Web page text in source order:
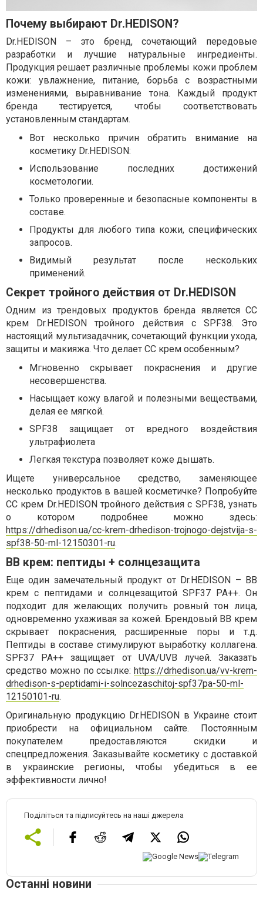
Почему выбирают Dr.HEDISON?
Dr.HEDISON – это бренд, сочетающий передовые
разработки и лучшие натуральные ингредиенты.
Продукция решает различные проблемы кожи проблем
кожи: увлажнение, питание, борьба с возрастными
изменениями, выравнивание тона. Каждый продукт
бренда тестируется, чтобы соответствовать
установленным стандартам.
Вот несколько причин обратить внимание на
косметику Dr.HEDISON:
Использование последних достижений
косметологии.
Только проверенные и безопасные компоненты в
составе.
Продукты для любого типа кожи, специфических
запросов.
Видимый результат после нескольких
применений.
Секрет тройного действия от Dr.HEDISON
Одним из трендовых продуктов бренда является CC
крем Dr.HEDISON тройного действия с SPF38. Это
настоящий мультизадачник, сочетающий функции ухода,
защиты и макияжа. Что делает CC крем особенным?
Мгновенно скрывает покраснения и другие
несовершенства.
Насыщает кожу влагой и полезными веществами,
делая ее мягкой.
SPF38 защищает от вредного воздействия
ультрафиолета
Легкая текстура позволяет коже дышать.
Ищете универсальное средство, заменяющее
несколько продуктов в вашей косметичке? Попробуйте
CC крем Dr.HEDISON тройного действия с SPF38, узнать
о котором подробнее можно здесь:
https://drhedison.ua/cc-krem-drhedison-trojnogo-dejstvija-s-
spf38-50-ml-12150301-ru.
BB крем: пептиды + солнцезащита
Еще один замечательный продукт от Dr.HEDISON – BB
крем с пептидами и солнцезащитой SPF37 PA++. Он
подходит для желающих получить ровный тон лица,
одновременно ухаживая за кожей. Брендовый BB крем
скрывает покраснения, расширенные поры и т.д.
Пептиды в составе стимулируют выработку коллагена.
SPF37 PA++ защищает от UVA/UVB лучей. Заказать
средство можно по ссылке: https://drhedison.ua/vv-krem-
drhedison-s-peptidami-i-solncezaschitoj-spf37pa-50-ml-
12150101-ru.
Оригинальную продукцию Dr.HEDISON в Украине стоит
приобрести на официальном сайте. Постоянным
покупателем предоставляются скидки и
спецпредложения. Заказывайте косметику с доставкой
в украинские регионы, чтобы убедиться в ее
эффективности лично!
Поділіться та підписуйтесь на наші джерела
Останні новини